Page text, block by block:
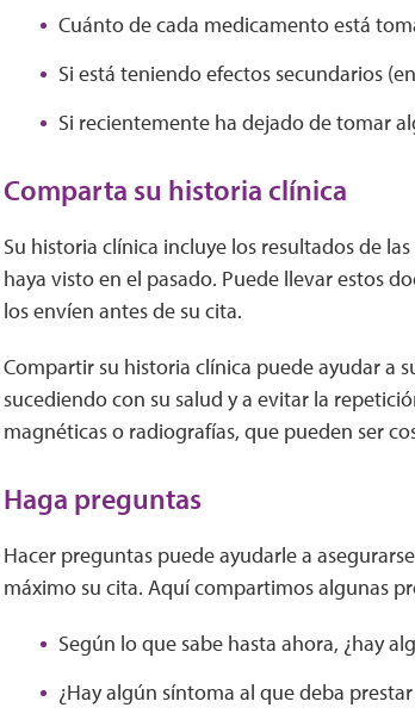
Cuánto de cada medicamento está
Si está teniendo efectos secundarios
Si recientemente ha dejado de tomar
Comparta su historia clínica
Su historia clínica incluye los resultados de
haya visto en el pasado. Puede llevar estos
los envíen antes de su cita.
Compartir su historia clínica puede ayudar a
sucediendo con su salud y a evitar la
magnéticas o radiografías, que pueden ser
Haga preguntas
Hacer preguntas puede ayudarle a
máximo su cita. Aquí compartimos algunas
Según lo que sabe hasta ahora, ¿hay
¿Hay algún síntoma al que deba